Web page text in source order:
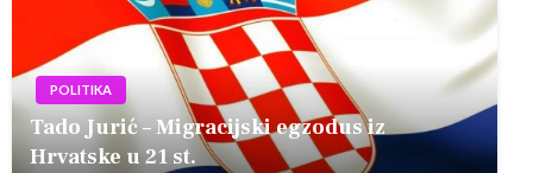
POLITIKA
Tado Jurić – Migracijski egzodus iz
Hrvatske u 21 st.